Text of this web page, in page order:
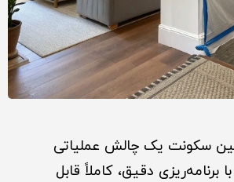
عین سکونت یک چالش عملیاتی
دقیق، کاملاً قابل